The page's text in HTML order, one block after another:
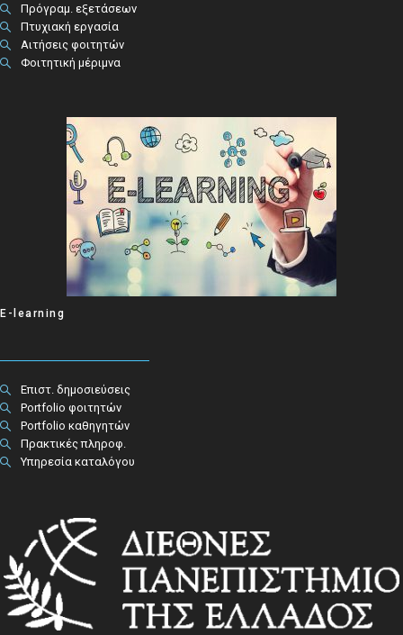
Πρόγραμ. εξετάσεων
Πτυχιακή εργασία
Αιτήσεις φοιτητών
Φοιτητική μέριμνα
E-learning
Επιστ. δημοσιεύσεις
Portfolio φοιτητών
Portfolio καθηγητών
Πρακτικές πληροφ.​
Υπηρεσία καταλόγου